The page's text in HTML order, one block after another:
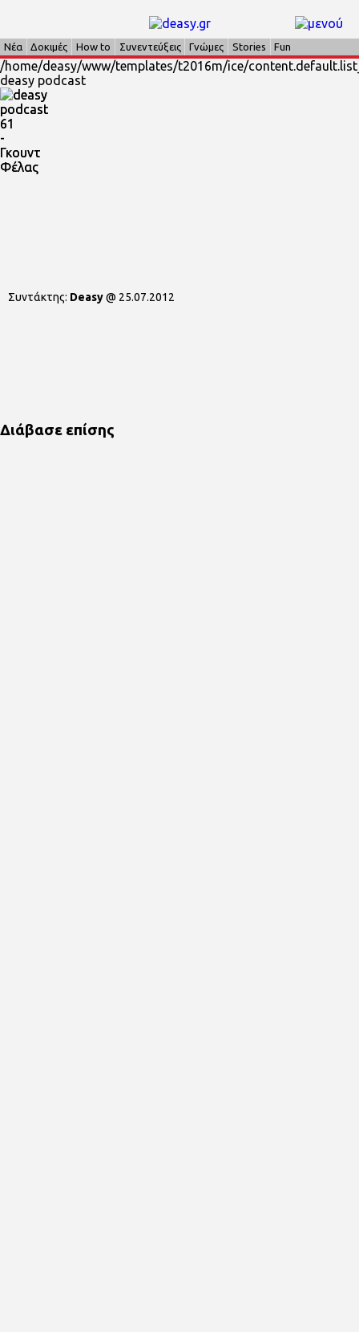
Νέα Δοκιμές How to Συνεντεύξεις Γνώμες Stories Fun
/home/deasy/www/templates/t2016m/ice/
deasy podcast
Συντάκτης: Deasy@ 25.07.2012
Διάβασε επίσης